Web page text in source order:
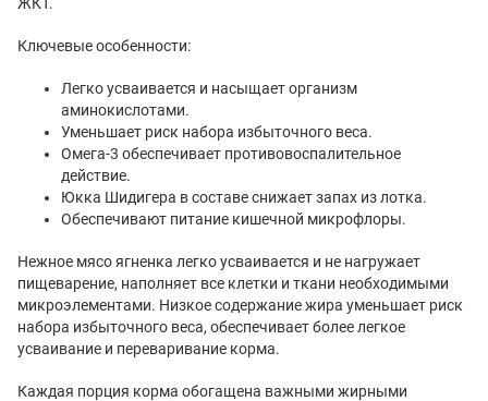
Ключевые особенности:
Легко усваивается и насыщает организм
аминокислотами.
Уменьшает риск набора избыточного веса.
Омега-3 обеспечивает противовоспалительное
действие.
Юкка Шидигера в составе снижает запах из лотка.
Обеспечивают питание кишечной микрофлоры.
Нежное мясо ягненка легко усваивается и не нагружает
пищеварение, наполняет все клетки и ткани необходимыми
микроэлементами. Низкое содержание жира уменьшает риск
набора избыточного веса, обеспечивает более легкое
усваивание и переваривание корма.
Каждая порция корма обогащена важными жирными